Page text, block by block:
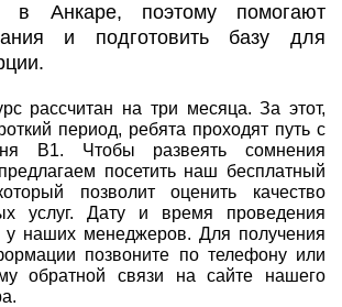
в Анкаре, поэтому помогают
и подготовить базу для
рассчитан на три месяца. За этот,
период, ребята проходят путь с
В1. Чтобы развеять сомнения
посетить наш бесплатный
позволит оценить качество
услуг. Дату и время проведения
у наших менеджеров. Для получения
позвоните по телефону или
обратной связи на сайте нашего